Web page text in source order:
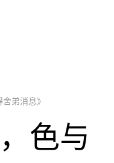
弟消息》
，色与